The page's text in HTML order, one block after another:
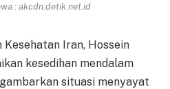
: akcdn.detik.net.id
Iran, Hossein
kesedihan mendalam
situasi menyayat